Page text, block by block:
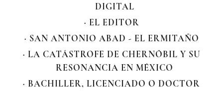
DIGITAL
· EL EDITOR
· SAN ANTONIO ABAD - EL ERMITAÑO
· LA CATÁSTROFE DE CHERNÓBIL Y SU
RESONANCIA EN MÉXICO
· BACHILLER, LICENCIADO O DOCTOR